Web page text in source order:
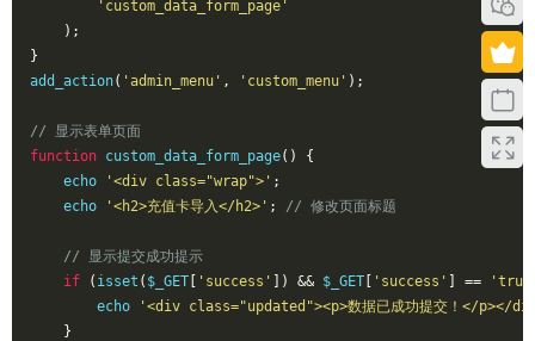
'custom_data_form_page'
);
}
add_action( 'admin_menu' , 'custom_menu' );
// 显示表单页面
function custom_data_form_page()
{
    echo
'<div class="wrap">' ;
    echo
'<h2>充值卡导入</h2>' ; // 修改页面标题
// 显示提交成功提示
if
( isset ( $_GET 'success' ]) && $_GET 'success' ==
        echo
'<div class="updated"><p>数据已成功提交！</p></
}